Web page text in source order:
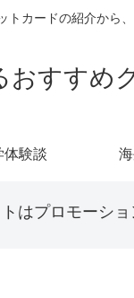
カードの紹介から
おすすめ
体験談
はプロモーシ